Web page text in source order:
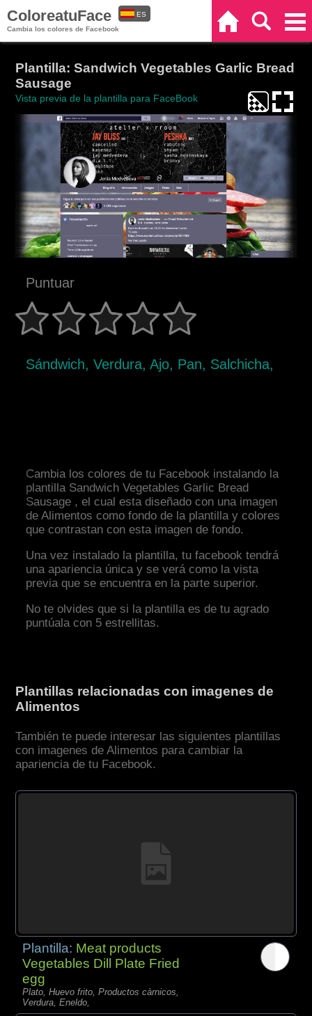
ColoreatuFace
Cambia los colores de Facebook
ES
Plantilla: Sandwich Vegetables Garlic Bread
Sausage
Vista previa de la plantilla para FaceBook
Puntuar
Sándwich, Verdura, Ajo, Pan, Salchicha,
Cambia los colores de tu Facebook instalando la
plantilla Sandwich Vegetables Garlic Bread
Sausage , el cual esta diseñado con una imagen
de Alimentos como fondo de la plantilla y colores
que contrastan con esta imagen de fondo.
Una vez instalado la plantilla, tu facebook tendrá
una apariencia única y se verá como la vista
previa que se encuentra en la parte superior.
No te olvides que si la plantilla es de tu agrado
puntúala con 5 estrellitas.
Plantillas relacionadas con imagenes de
Alimentos
También te puede interesar las siguientes plantillas
con imagenes de Alimentos para cambiar la
apariencia de tu Facebook.
Plantilla: Meat products
Vegetables Dill Plate Fried
egg
Plato, Huevo frito, Productos càrnicos,
Verdura, Eneldo,